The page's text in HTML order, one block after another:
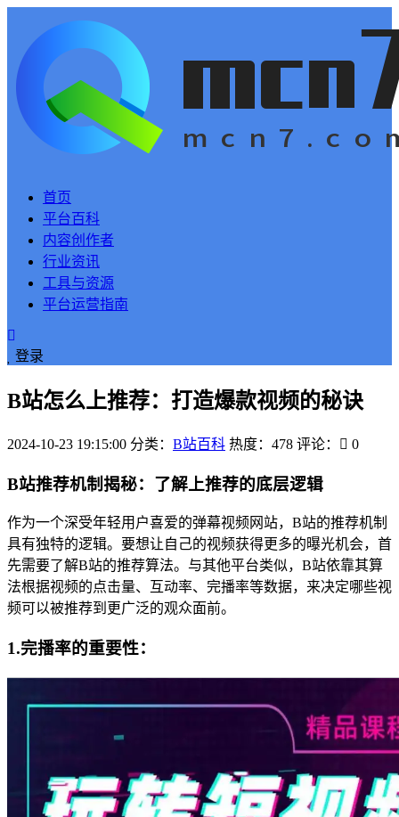
首页
平台百科
内容创作者
行业资讯
工具与资源
平台运营指南
登录
B站怎么上推荐：打造爆款视频的秘诀
2024-10-23 19:15:00 分类： B站百科 热度：478 评论： 0
B站推荐机制揭秘：了解上推荐的底层逻辑
作为一个深受年轻用户喜爱的弹幕视频网站，B站的推荐机制
具有独特的逻辑。要想让自己的视频获得更多的曝光机会，首
先需要了解B站的推荐算法。与其他平台类似，B站依靠其算
法根据视频的点击量、互动率、完播率等数据，来决定哪些视
频可以被推荐到更广泛的观众面前。
1.完播率的重要性：